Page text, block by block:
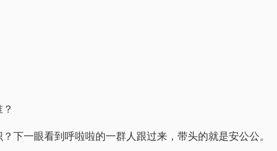
一眼看到呼啦啦的一群人跟过来，带头的就是安公公。